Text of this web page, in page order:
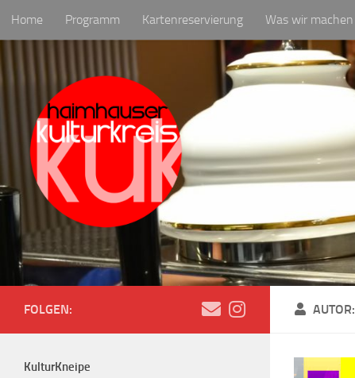
Zum Inhalt springen
Home Programm Kartenreservierung Was wir machen
AUTOR:
FOLGEN:
KulturKneipe